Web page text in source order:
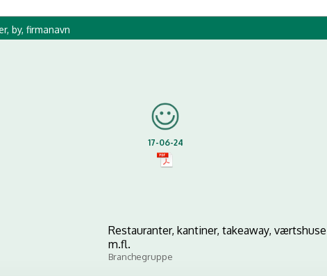
by, firmanavn
17-06-24
Restauranter, kantiner, takeaway, værtshuse
m.fl.
Branchegruppe